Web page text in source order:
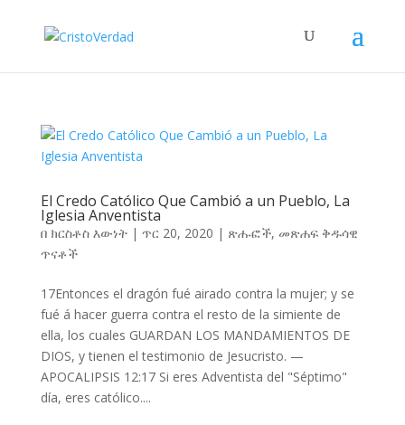
El Credo Católico Que Cambió a un Pueblo, La
Iglesia Anventista
በ ክርስቶስ እውነት| ጥር 20, 2020 | ጽሑፎች, መጽሐፍ ቅዱሳዊ
ጥናቶች
17Entonces el dragón fué airado contra la mujer; y se
fué á hacer guerra contra el resto de la simiente de
ella, los cuales GUARDAN LOS MANDAMIENTOS DE
DIOS, y tienen el testimonio de Jesucristo. —
APOCALIPSIS 12:17 Si eres Adventista del "Séptimo"
día, eres católico....